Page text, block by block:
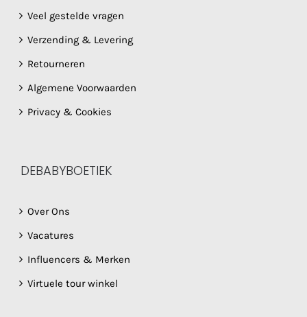
Veel gestelde vragen
Verzending & Levering
Retourneren
Algemene Voorwaarden
Privacy & Cookies
DEBABYBOETIEK
Over Ons
Vacatures
Influencers & Merken
Virtuele tour winkel